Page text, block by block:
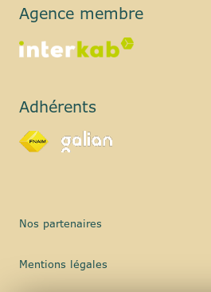
Agence membre
Adhérents
Nos partenaires
Mentions légales